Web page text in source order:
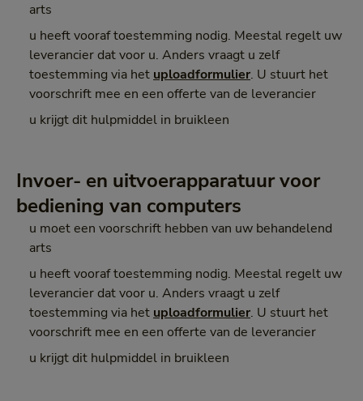
arts
u heeft vooraf toestemming nodig. Meestal regelt uw
leverancier dat voor u. Anders vraagt u zelf
toestemming via het uploadformulier. U stuurt het
voorschrift mee en een offerte van de leverancier
u krijgt dit hulpmiddel in bruikleen
Invoer- en uitvoerapparatuur voor
bediening van computers
u moet een voorschrift hebben van uw behandelend
arts
u heeft vooraf toestemming nodig. Meestal regelt uw
leverancier dat voor u. Anders vraagt u zelf
toestemming via het uploadformulier. U stuurt het
voorschrift mee en een offerte van de leverancier
u krijgt dit hulpmiddel in bruikleen